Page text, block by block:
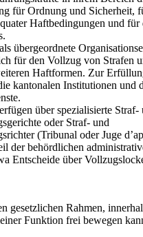
für Ordnung und Sicherheit,
Haftbedingungen und für
übergeordnete
für den Vollzug von Strafen
Haftformen. Zur
kantonalen Institutionen und
über spezialisierte Straf-
oder Straf- und
(Tribunal oder Juge
der behördlichen
Entscheide über
gesetzlichen Rahmen,
Funktion frei bewegen